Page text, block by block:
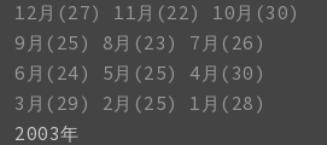
12月(27)
11月(22)
10月(30)
9月(25)
8月(23)
7月(26)
6月(24)
5月(25)
4月(30)
3月(29)
2月(25)
1月(28)
2003年